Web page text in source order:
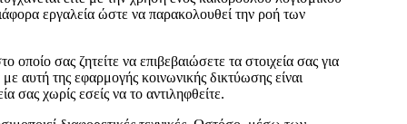
εργαλεία ώστε να παρακολουθεί την ροή των
σας ζητείτε να επιβεβαιώσετε τα στοιχεία σας για
αυτή της εφαρμογής κοινωνικής δικτύωσης είναι
σας χωρίς εσείς να το αντιληφθείτε.